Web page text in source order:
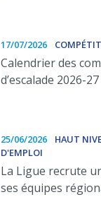
17/07/2026
Calendrier des
d’escalade 2026-27
25/06/2026 HAUT
D'EMPLOI
La Ligue recrute
ses équipes